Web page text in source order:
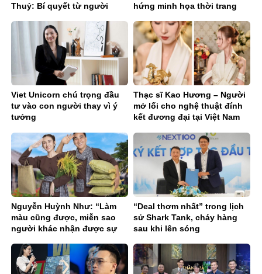
Thuỷ: Bí quyết từ người
hứng minh họa thời trang
Viet Unicorn chú trọng đầu
tư vào con người thay vì ý
tưởng
Thạc sĩ Kao Hương – Người
mở lối cho nghệ thuật đính
kết đương đại tại Việt Nam
Nguyễn Huỳnh Như: “Làm
màu cũng được, miễn sao
người khác nhận được sự
“Deal thơm nhất” trong lịch
sử Shark Tank, cháy hàng
sau khi lên sóng